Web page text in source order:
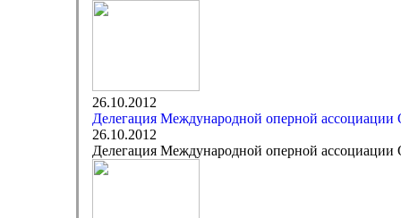
26.10.2012
Делегация Международной оперной ассоциации
26.10.2012
Делегация Международной оперной ассоциации